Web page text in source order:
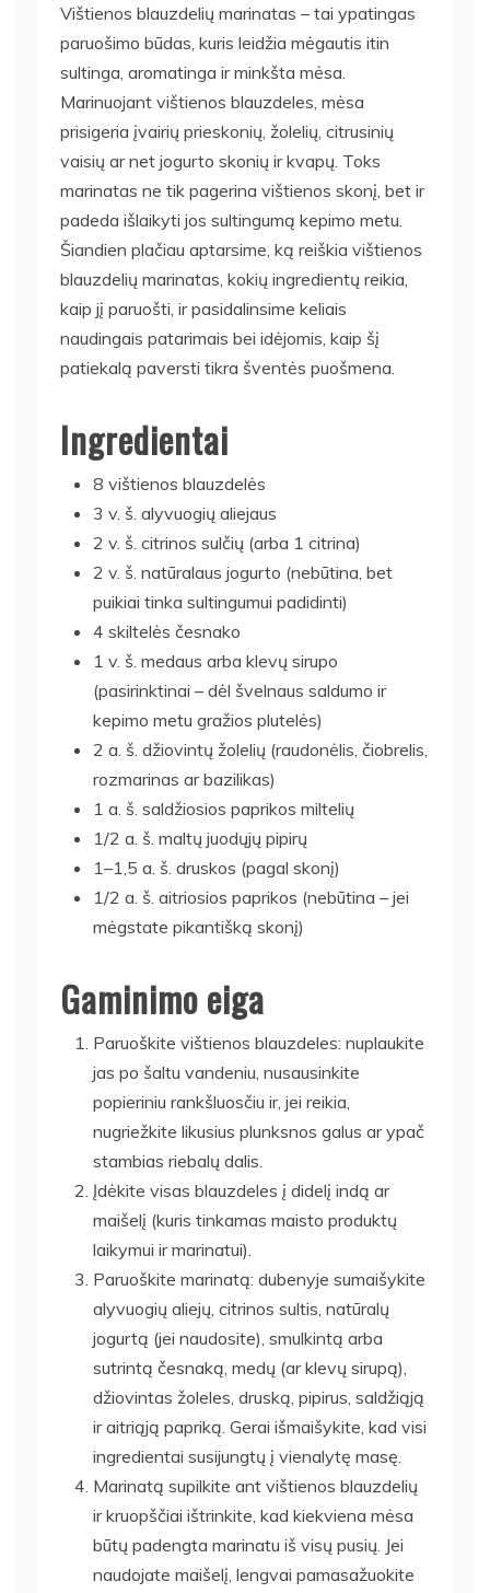
Vištienos blauzdelių marinatas – tai ypatingas
paruošimo būdas, kuris leidžia mėgautis itin
sultinga, aromatinga ir minkšta mėsa.
Marinuojant vištienos blauzdeles, mėsa
prisigeria įvairių prieskonių, žolelių, citrusinių
vaisių ar net jogurto skonių ir kvapų. Toks
marinatas ne tik pagerina vištienos skonį, bet ir
padeda išlaikyti jos sultingumą kepimo metu.
Šiandien plačiau aptarsime, ką reiškia vištienos
blauzdelių marinatas, kokių ingredientų reikia,
kaip jį paruošti, ir pasidalinsime keliais
naudingais patarimais bei idėjomis, kaip šį
patiekalą paversti tikra šventės puošmena.
Ingredientai
8 vištienos blauzdelės
3 v. š. alyvuogių aliejaus
2 v. š. citrinos sulčių (arba 1 citrina)
2 v. š. natūralaus jogurto (nebūtina, bet
puikiai tinka sultingumui padidinti)
4 skiltelės česnako
1 v. š. medaus arba klevų sirupo
(pasirinktinai – dėl švelnaus saldumo ir
kepimo metu gražios plutelės)
2 a. š. džiovintų žolelių (raudonėlis, čiobrelis,
rozmarinas ar bazilikas)
1 a. š. saldžiosios paprikos miltelių
1/2 a. š. maltų juodųjų pipirų
1–1,5 a. š. druskos (pagal skonį)
1/2 a. š. aitriosios paprikos (nebūtina – jei
mėgstate pikantišką skonį)
Gaminimo eiga
Paruoškite vištienos blauzdeles: nuplaukite
jas po šaltu vandeniu, nusausinkite
popieriniu rankšluosčiu ir, jei reikia,
nugriežkite likusius plunksnos galus ar ypač
stambias riebalų dalis.
Įdėkite visas blauzdeles į didelį indą ar
maišelį (kuris tinkamas maisto produktų
laikymui ir marinatui).
Paruoškite marinatą: dubenyje sumaišykite
alyvuogių aliejų, citrinos sultis, natūralų
jogurtą (jei naudosite), smulkintą arba
sutrintą česnaką, medų (ar klevų sirupą),
džiovintas žoleles, druską, pipirus, saldžiąją
ir aitriąją papriką. Gerai išmaišykite, kad visi
ingredientai susijungtų į vienalytę masę.
Marinatą supilkite ant vištienos blauzdelių
ir kruopščiai ištrinkite, kad kiekviena mėsa
būtų padengta marinatu iš visų pusių. Jei
naudojate maišelį, lengvai pamasažuokite